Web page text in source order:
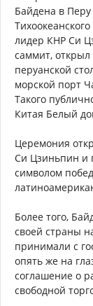
Байдена в
лидер КНР Си
саммит,
перуанской
морской порт
Такого
Китая Белый
Церемония
Си Цзиньпин и
символом
Более того,
своей страны
принимали с
опять же на
соглашение о
свободной